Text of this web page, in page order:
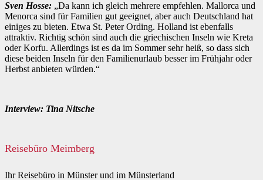
Sven Hosse: „Da kann ich gleich mehrere empfehlen. Mallorca und
Menorca sind für Familien gut geeignet, aber auch Deutschland hat
einiges zu bieten. Etwa St. Peter Ording. Holland ist ebenfalls
attraktiv. Richtig schön sind auch die griechischen Inseln wie Kreta
oder Korfu. Allerdings ist es da im Sommer sehr heiß, so dass sich
diese beiden Inseln für den Familienurlaub besser im Frühjahr oder
Herbst anbieten würden.“
Interview: Tina Nitsche
Reisebüro Meimberg
Ihr Reisebüro in Münster und im Münsterland